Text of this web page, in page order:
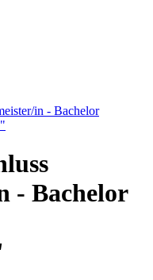
in - Bachelor
- Bachelor